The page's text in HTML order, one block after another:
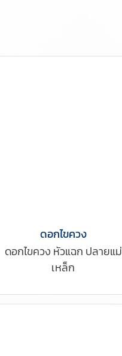
ดอกไขควง
ดอกไขควง หัวแฉก ปลายแม่
เหล็ก